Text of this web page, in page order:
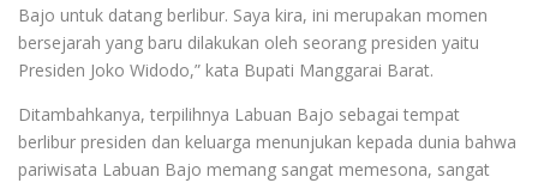
Bajo untuk datang berlibur. Saya kira, ini merupakan momen
bersejarah yang baru dilakukan oleh seorang presiden yaitu
Presiden Joko Widodo,” kata Bupati Manggarai Barat.
Ditambahkanya, terpilihnya Labuan Bajo sebagai tempat
berlibur presiden dan keluarga menunjukan kepada dunia bahwa
pariwisata Labuan Bajo memang sangat memesona, sangat